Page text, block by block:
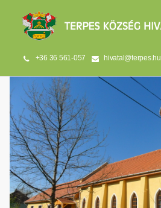
+36 36 561-057 hivatal@terpes.hu